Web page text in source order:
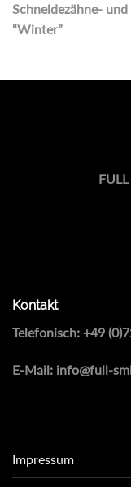
Schneidezähne- und
“Winter”
Kontakt
Telefonisch: +49
E-Mail: info@full-
Impressum